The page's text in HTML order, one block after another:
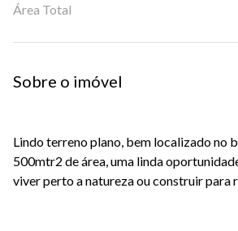
Área Total
Sobre o imóvel
Lindo terreno plano, bem localizado no
500mtr2 de área, uma linda
viver perto a natureza ou construir para